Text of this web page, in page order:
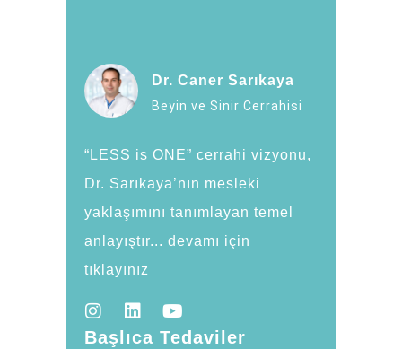
Dr. Caner Sarıkaya
Beyin ve Sinir Cerrahisi
“LESS is ONE” cerrahi vizyonu,
Dr. Sarıkaya’nın mesleki
yaklaşımını tanımlayan temel
anlayıştır... devamı için
tıklayınız
Başlıca Tedaviler